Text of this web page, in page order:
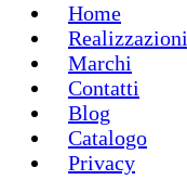
Home
Realizzazioni
Marchi
Contatti
Blog
Catalogo
Privacy